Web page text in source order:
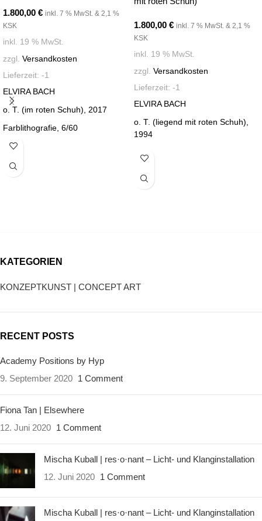
1.800,00 € inkl. 7 % MwSt. & 2,1 %
KSK
inkl. 19 % MwSt.
zzgl. Versandkosten
Lieferzeit: -1
ELVIRA BACH
o. T. (im roten Schuh), 2017
Farblithografie, 6/60
76 x 54,5 cm
1.800,00 € inkl. 7 % MwSt. & 2,1 %
KSK
inkl. 19 % MwSt.
zzgl. Versandkosten
Lieferzeit: -1
ELVIRA BACH
o. T. (liegend mit roten Schuh),
1994
KATEGORIEN
KONZEPTKUNST | CONCEPT ART
RECENT POSTS
Academy Positions by Hyp
9. September 2020 1 Comment
Fiona Tan | Elsewhere
12. Juni 2020 1 Comment
Mischa Kuball | res·o·nant – Licht- und Klanginstallation
12. Juni 2020 1 Comment
Mischa Kuball | res·o·nant – Licht- und Klanginstallation